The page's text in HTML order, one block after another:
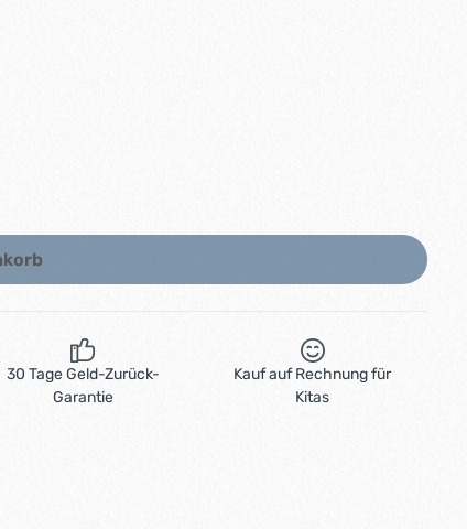
30 Tage Geld-Zurück-
Garantie
Kauf auf Rechnung für
Kitas